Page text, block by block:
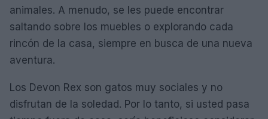
animales. A menudo, se les puede encontrar
saltando sobre los muebles o explorando cada
rincón de la casa, siempre en busca de una nueva
aventura.
Los Devon Rex son gatos muy sociales y no
disfrutan de la soledad. Por lo tanto, si usted pasa